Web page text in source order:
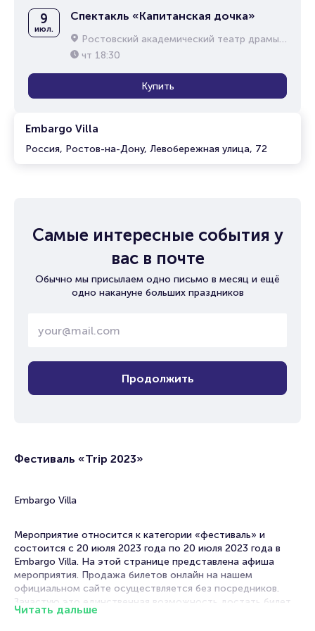
Embargo Villa
Россия, Ростов-на-Дону, Левобережная улица, 72
9
июл.
Спектакль «Капитанская дочка»
Ростовский академический театр драмы им. М.Горького
чт 18:30
Купить
Самые интересные события у
вас в почте
Обычно мы присылаем одно письмо в месяц и ещё
одно накануне больших праздников
Продолжить
Фестиваль «Trip 2023»
Embargo Villa
Мероприятие относится к категории «фестиваль» и
состоится с 20 июля 2023 года по 20 июля 2023 года в
Embargo Villa. На этой странице представлена афиша
мероприятия. Продажа билетов онлайн на нашем
официальном сайте осуществляется без посредников.
Зачастую это единственная возможность достать билет
на фестиваль.
Читать дальше